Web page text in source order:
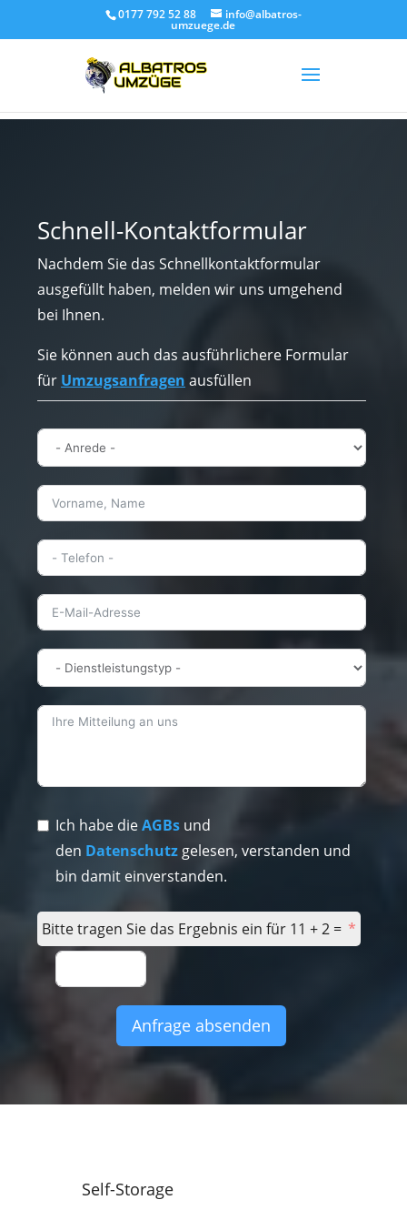
0177 792 52 88 info@albatros-
umzuege.de
Schnell-Kontaktformular
Nachdem Sie das Schnellkontaktformular
ausgefüllt haben, melden wir uns umgehend
bei Ihnen.
Sie können auch das ausführlichere Formular
für Umzugsanfragen ausfüllen
Ich habe dieAGBs und
den Datenschutzgelesen, verstanden und
bin damit einverstanden.
Bitte tragen Sie das Ergebnis ein für 11 + 2 =
Anfrage absenden
Self-Storage